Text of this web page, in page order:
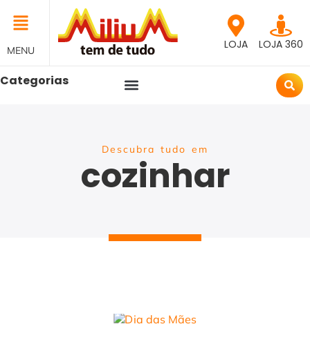
MENU LOJA LOJA 360
Categorias
Descubra tudo em
cozinhar